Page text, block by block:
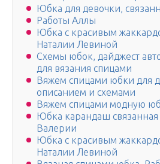
Юбка для девочки,
Работы Аллы
Юбка с красивым
Наталии Левиной
Схемы юбок, дайджест
для вязания спицами
Вяжем спицами юбки для
описанием и схемами
Вяжем спицами модную
Юбка карандаш связанная
Валерии
Юбка с красивым
Наталии Левиной